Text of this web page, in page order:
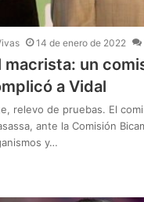
14 de enero de 2022
macrista: un
a Vidal
relevo de pruebas. El
ante la Comisión
y…